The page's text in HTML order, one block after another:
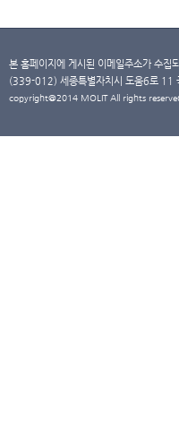
본 홈페이지에 게시된 이메일주소가 수집
(339-012) 세종특별자치시 도움6로
copyright@2014 MOLIT All rights